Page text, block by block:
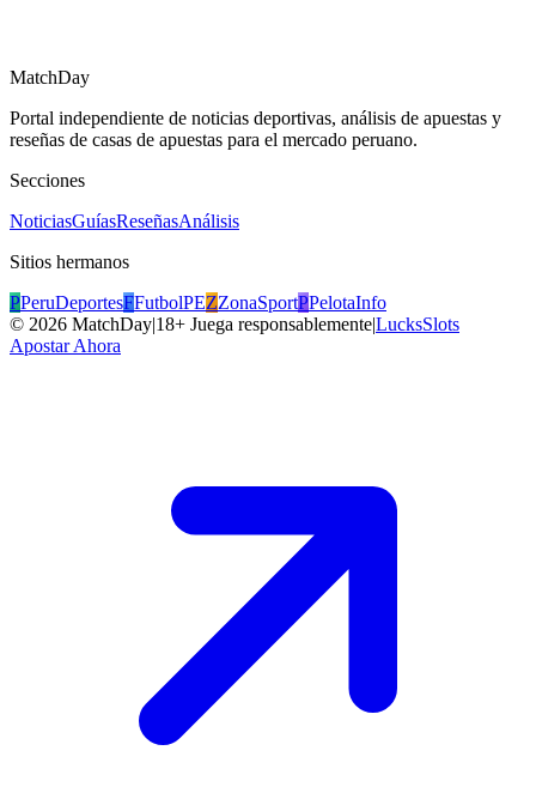
MatchDay
Portal independiente de noticias deportivas, análisis de apuestas y
reseñas de casas de apuestas para el mercado peruano.
Secciones
NoticiasGuíasReseñasAnálisis
Sitios hermanos
PPeruDeportesFFutbolPEZZonaSportPPelotaInfo
© 2026 MatchDay|18+ Juega responsablemente|LucksSlots
Apostar Ahora